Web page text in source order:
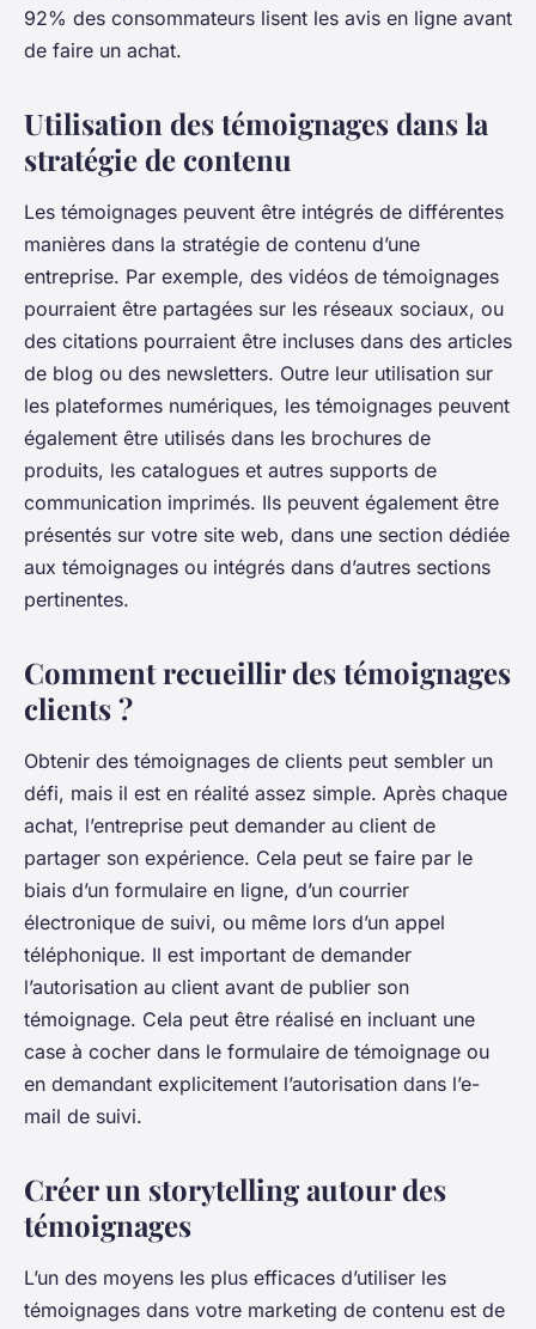
92% des consommateurs lisent les avis en ligne avant
de faire un achat.
Utilisation des témoignages dans la
stratégie de contenu
Les témoignages peuvent être intégrés de différentes
manières dans la stratégie de contenu d’une
entreprise. Par exemple, des vidéos de témoignages
pourraient être partagées sur les réseaux sociaux, ou
des citations pourraient être incluses dans des articles
de blog ou des newsletters. Outre leur utilisation sur
les plateformes numériques, les témoignages peuvent
également être utilisés dans les brochures de
produits, les catalogues et autres supports de
communication imprimés. Ils peuvent également être
présentés sur votre site web, dans une section dédiée
aux témoignages ou intégrés dans d’autres sections
pertinentes.
Comment recueillir des témoignages
clients ?
Obtenir des témoignages de clients peut sembler un
défi, mais il est en réalité assez simple. Après chaque
achat, l’entreprise peut demander au client de
partager son expérience. Cela peut se faire par le
biais d’un formulaire en ligne, d’un courrier
électronique de suivi, ou même lors d’un appel
téléphonique. Il est important de demander
l’autorisation au client avant de publier son
témoignage. Cela peut être réalisé en incluant une
case à cocher dans le formulaire de témoignage ou
en demandant explicitement l’autorisation dans l’e-
mail de suivi.
Créer un storytelling autour des
témoignages
L’un des moyens les plus efficaces d’utiliser les
témoignages dans votre marketing de contenu est de